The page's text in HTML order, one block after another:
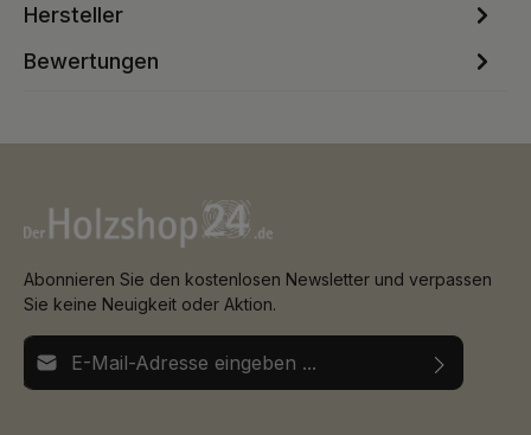
Hersteller
Bewertungen
Abonnieren Sie den kostenlosen Newsletter und verpassen
Sie keine Neuigkeit oder Aktion.
E-Mail-Adresse*